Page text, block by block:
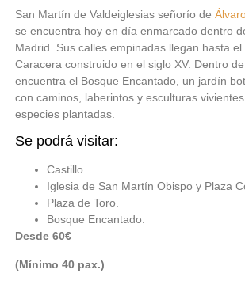
San Martín de Valdeiglesias señorío de
se encuentra hoy en día enmarcado dentro
Madrid. Sus calles empinadas llegan hasta el
Caracera construido en el siglo XV. Dentro
encuentra el Bosque Encantado, un jardín
con caminos, laberintos y esculturas
especies plantadas.
Se podrá visitar:
Castillo.
Iglesia de San Martín Obispo y Plaza
Plaza de Toro.
Bosque Encantado.
Desde 60€
(Mínimo 40 pax.)